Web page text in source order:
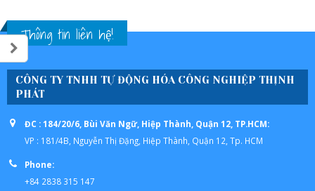
Thông tin liên hệ!
CÔNG TY TNHH TỰ ĐỘNG HÓA CÔNG NGHIỆP THỊNH
PHÁT
ĐC : 184/20/6, Bùi Văn Ngữ, Hiệp Thành, Quận 12, TP.HCM:
VP : 181/4B, Nguyễn Thị Đặng, Hiệp Thành, Quận 12, Tp. HCM
Phone:
+84 2838 315 147